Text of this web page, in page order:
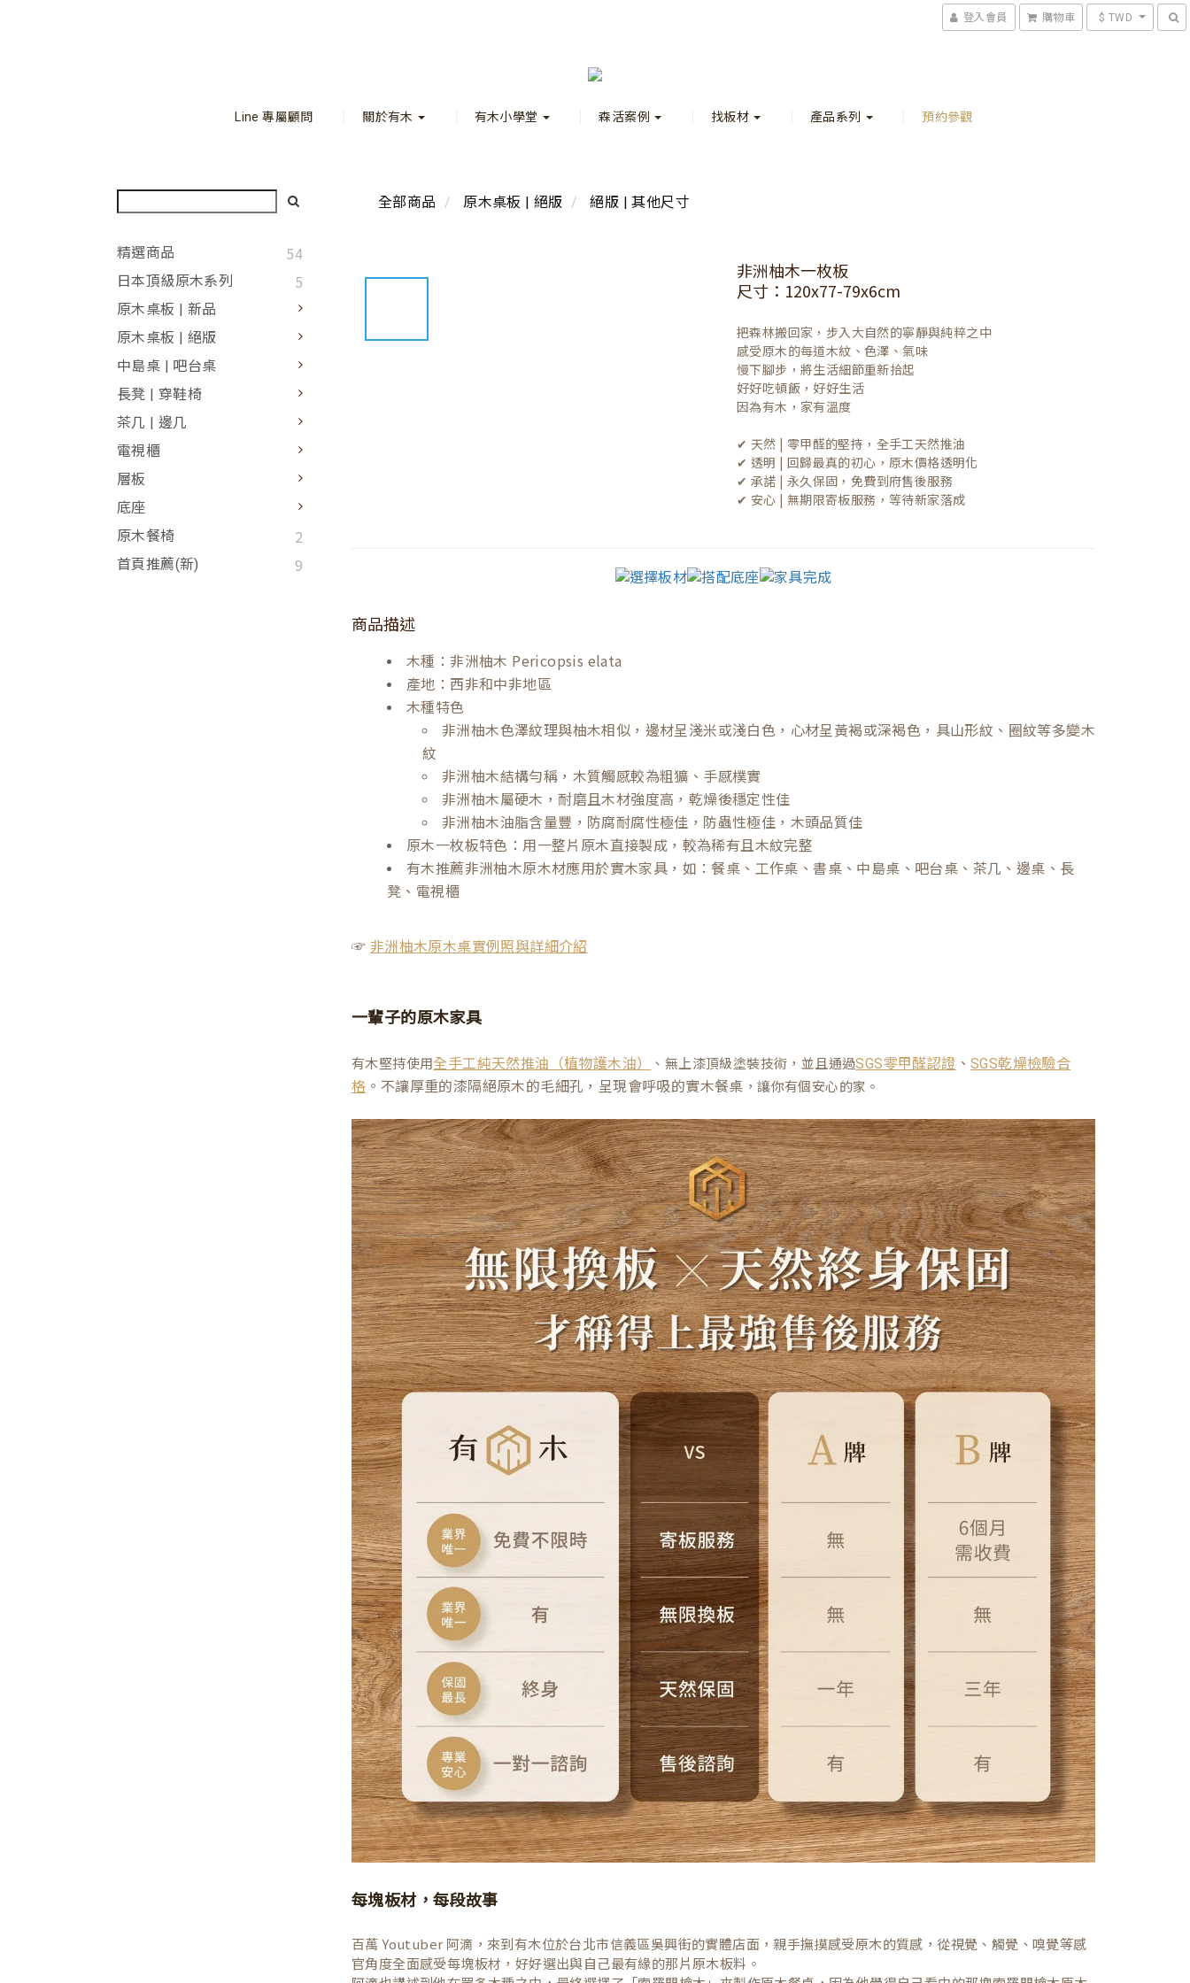
登入會員 購物車 $ TWD
Line 專屬顧問 關於有木 有木小學堂 森活案例 找板材 產品系列 預約參觀
精選商品 54
日本頂級原木系列 5
原木桌板 | 新品
原木桌板 | 絕版
中島桌 | 吧台桌
長凳 | 穿鞋椅
茶几 | 邊几
電視櫃
層板
底座
原木餐椅
2
首頁推薦(新) 9
全部商品 原木桌板 | 絕版 絕版 | 其他尺寸
非洲柚木一枚板
尺寸：120x77-79x6cm
把森林搬回家，步入大自然的寧靜與純粹之中
感受原木的每道木紋、色澤、氣味
慢下腳步，將生活細節重新拾起
好好吃頓飯，好好生活
因為有木，家有溫度
✔ 天然 | 零甲醛的堅持，全手工天然推油
✔ 透明 | 回歸最真的初心，原木價格透明化
✔ 承諾 | 永久保固，免費到府售後服務
✔ 安心 | 無期限寄板服務，等待新家落成
商品描述
木種：非洲柚木 Pericopsis elata
產地：西非和中非地區
木種特色
非洲柚木色澤紋理與柚木相似，邊材呈淺米或淺白色，心材呈黃褐或深褐色，具山形紋、圈紋等多變木
紋
非洲柚木結構勻稱，木質觸感較為粗獷、手感樸實
非洲柚木屬硬木，耐磨且木材強度高，乾燥後穩定性佳
非洲柚木油脂含量豐，防腐耐腐性極佳，防蟲性極佳，木頭品質佳
原木一枚板特色：用一整片原木直接製成，較為稀有且木紋完整
有木推薦非洲柚木原木材應用於實木家具，如：餐桌、工作桌、書桌、中島桌、吧台桌、茶几、邊桌、長
凳、電視櫃
☞ 非洲柚木原木桌實例照與詳細介紹
一輩子的原木家具
有木堅持使用全手工純天然推油（植物護木油） 、無上漆頂級塗裝技術，並且通過SGS零甲醛認證 、SGS乾燥檢驗合
格 。不讓厚重的漆隔絕原木的毛細孔，呈現會呼吸的實木餐桌 ，讓你有個安心的家。
每塊板材，每段故事
百萬 Youtuber 阿滴，來到有木位於台北市信義區吳興街的實體店面，親手撫摸感受原木的質感，從視覺、觸覺、嗅覺等感
官角度全面感受每塊板材，好好選出與自己最有緣的那片原木板料。